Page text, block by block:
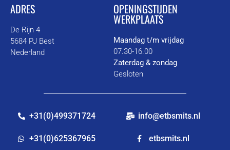
ADRES
De Rijn 4
5684 PJ Best
Nederland
OPENINGSTIJDEN
WERKPLAATS
Maandag t/m vrijdag
07.30-16.00
Zaterdag & zondag
Gesloten
+31(0)499371724
+31(0)625367965
info@etbsmits.nl
etbsmits.nl